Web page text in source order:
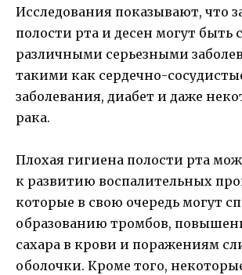
Исследования показывают, что
полости рта и десен могут быть
различными серьезными
такими как сердечно-
заболевания, диабет и даже
рака.
Плохая гигиена полости рта
к развитию воспалительных
которые в свою очередь могут
образованию тромбов,
сахара в крови и поражениям
оболочки. Кроме того,